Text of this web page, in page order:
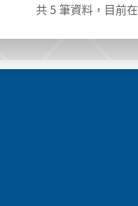
共5 筆資料，目前在